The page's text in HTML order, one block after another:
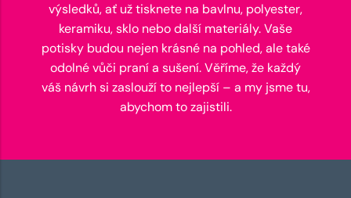
výsledků, ať už tisknete na bavlnu, polyester,
keramiku, sklo nebo další materiály. Vaše
potisky budou nejen krásné na pohled, ale také
odolné vůči praní a sušení. Věříme, že každý
váš návrh si zaslouží to nejlepší – a my jsme tu,
abychom to zajistili.